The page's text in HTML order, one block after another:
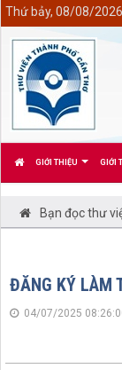
GIỚI THIỆU GIỚI
Thứ bảy, 08/08/
Bạn đọc thư
ĐĂNG KÝ LÀM
04/07/2025
<